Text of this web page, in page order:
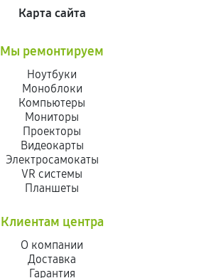
Карта сайта
Мы ремонтируем
Ноутбуки
Моноблоки
Компьютеры
Мониторы
Проекторы
Видеокарты
Электросамокаты
VR системы
Планшеты
Клиентам центра
О компании
Доставка
Гарантия